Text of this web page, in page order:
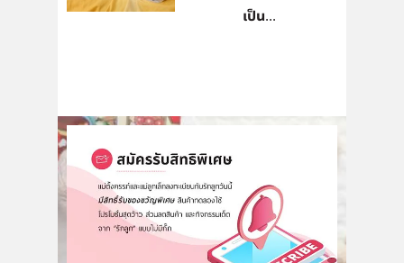
เป็น...